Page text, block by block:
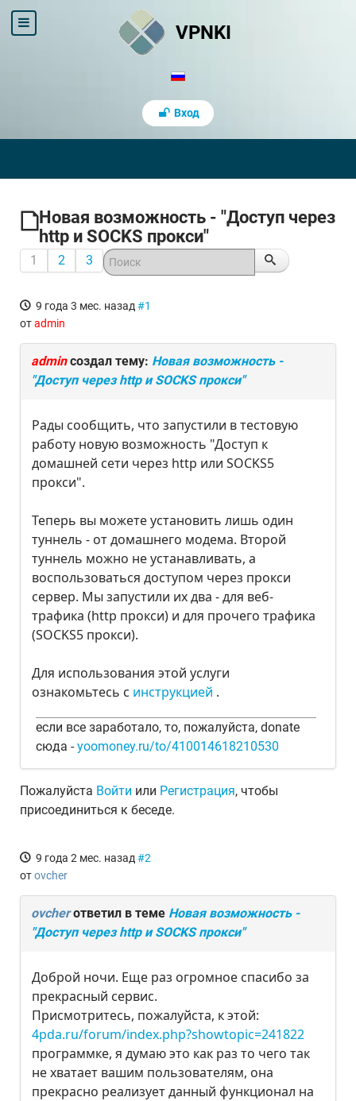
VPNKI
Вход
Новая возможность - "Доступ через
http и SOCKS прокси"
1 2 3
9 года 3 мес. назад #1
отadmin
adminсоздал тему: Новая возможность -
"Доступ через http и SOCKS прокси"
Рады сообщить, что запустили в тестовую
работу новую возможность "Доступ к
домашней сети через http или SOCKS5
прокси".
Теперь вы можете установить лишь один
туннель - от домашнего модема. Второй
туннель можно не устанавливать, а
воспользоваться доступом через прокси
сервер. Мы запустили их два - для веб-
трафика (http прокси) и для прочего трафика
(SOCKS5 прокси).
Для использования этой услуги
ознакомьтесь с инструкцией .
если все заработало, то, пожалуйста, donate
сюда -yoomoney.ru/to/410014618210530
Пожалуйста Войти или Регистрация, чтобы
присоединиться к беседе.
9 года 2 мес. назад #2
отovcher
ovcherответил в теме Новая возможность -
"Доступ через http и SOCKS прокси"
Доброй ночи. Еще раз огромное спасибо за
прекрасный сервис.
Присмотритесь, пожалуйста, к этой:
4pda.ru/forum/index.php?showtopic=241822
программке, я думаю это как раз то чего так
не хватает вашим пользователям, она
прекрасно реализует данный функционал на